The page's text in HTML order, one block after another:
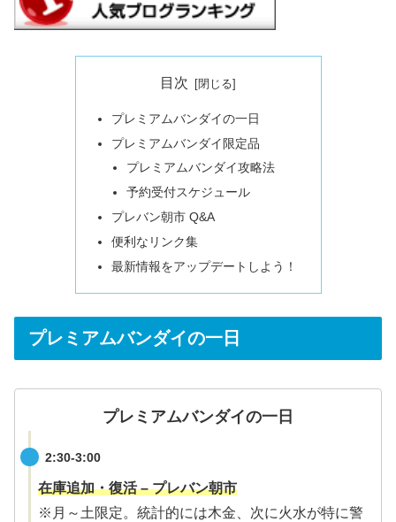
目次
プレミアムバンダイの一日
プレミアムバンダイ限定品
プレミアムバンダイ攻略法
予約受付スケジュール
プレバン朝市 Q&A
便利なリンク集
最新情報をアップデートしよう！
プレミアムバンダイの一日
プレミアムバンダイの一日
2:30-3:00
在庫追加・復活 – プレバン朝市
※月～土限定。統計的には木金、次に火水が特に警